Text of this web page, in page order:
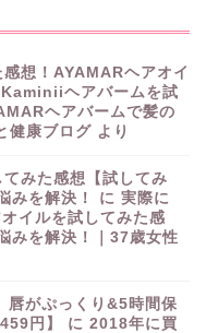
想！AYAMARヘアオイ
ヘアバームを試
ヘアバームで髪の
健康ブログ より
みた感想【試してみ
みを解決！
に 実際に
イルを試してみた感
みを解決！｜37歳女性
唇がぷっくり&5時間保
円】
に 2018年に買